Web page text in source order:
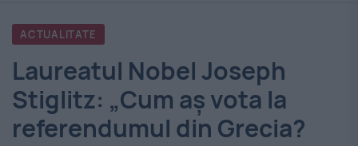
România
-
Evenimentul
Zilei
ACTUALITATE
Laureatul Nobel Joseph
Stiglitz: „Cum aș vota la
referendumul din Grecia?